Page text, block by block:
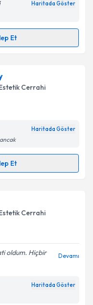
ilişkin
belirtilen
Gönder
Haritada Göster
Et
randevu takvimi
randevu almanız
posta ile
ilişkinAydınlatma
ediyorum.
Gönder
Cerrahi
Haritada Göster
Et
takvimi talebi
almanız için bir
ile bilgilendireceğiz.
ilişkin
Aydınlatma
belirtilen
Cerrahi
oldum. Hiçbir
Devamı
Haritada Göster